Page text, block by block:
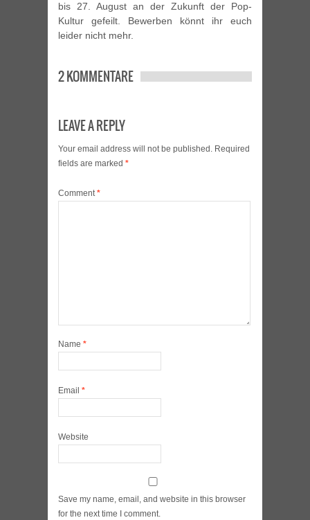
bis 27. August an der Zukunft der Pop-
Kultur gefeilt. Bewerben könnt ihr euch
leider nicht mehr.
2 KOMMENTARE
LEAVE A REPLY
Your email address will not be published. Required
fields are marked *
Comment*
Name *
Email *
Website
Save my name, email, and website in this browser
for the next time I comment.